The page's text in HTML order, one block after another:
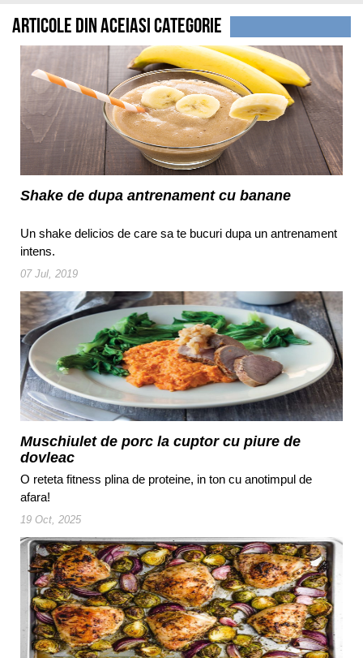
Articole din aceiasi categorie
Shake de dupa antrenament cu banane
Un shake delicios de care sa te bucuri dupa un antrenament
intens.
07 Jul, 2019
Muschiulet de porc la cuptor cu piure de
dovleac
O reteta fitness plina de proteine, in ton cu anotimpul de
afara!
19 Oct, 2025